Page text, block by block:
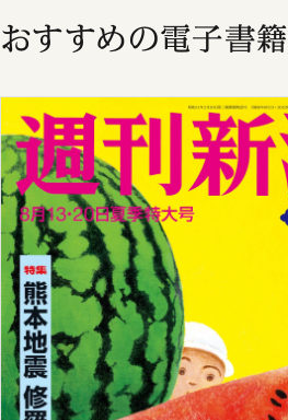
おすすめの電子書籍